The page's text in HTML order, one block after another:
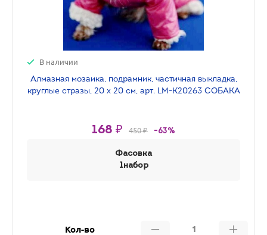
В наличии
Алмазная мозаика, подрамник, частичная выкладка,
круглые стразы, 20 х 20 см, арт. LM-K20263 СОБАКА
168 ₽ 450 ₽ -63%
Фасовка
1набор
Кол-во